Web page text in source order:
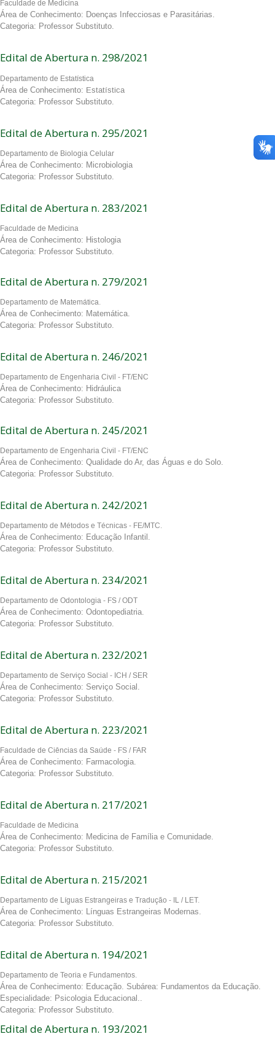
Faculdade de Medicina
Área de Conhecimento: Doenças Infecciosas e Parasitárias.
Categoria: Professor Substituto.
Edital de Abertura n. 298/2021
Departamento de Estatística
Área de Conhecimento: Estatística
Categoria: Professor Substituto.
Edital de Abertura n. 295/2021
Departamento de Biologia Celular
Área de Conhecimento: Microbiologia
Categoria: Professor Substituto.
Edital de Abertura n. 283/2021
Faculdade de Medicina
Área de Conhecimento: Histologia
Categoria: Professor Substituto.
Edital de Abertura n. 279/2021
Departamento de Matemática.
Área de Conhecimento: Matemática.
Categoria: Professor Substituto.
Edital de Abertura n. 246/2021
Departamento de Engenharia Civil - FT/ENC
Área de Conhecimento: Hidráulica
Categoria: Professor Substituto.
Edital de Abertura n. 245/2021
Departamento de Engenharia Civil - FT/ENC
Área de Conhecimento: Qualidade do Ar, das Águas e do Solo.
Categoria: Professor Substituto.
Edital de Abertura n. 242/2021
Departamento de Métodos e Técnicas - FE/MTC.
Área de Conhecimento: Educação Infantil.
Categoria: Professor Substituto.
Edital de Abertura n. 234/2021
Departamento de Odontologia - FS / ODT
Área de Conhecimento: Odontopediatria.
Categoria: Professor Substituto.
Edital de Abertura n. 232/2021
Departamento de Serviço Social - ICH / SER
Área de Conhecimento: Serviço Social.
Categoria: Professor Substituto.
Edital de Abertura n. 223/2021
Faculdade de Ciências da Saúde - FS / FAR
Área de Conhecimento: Farmacologia.
Categoria: Professor Substituto.
Edital de Abertura n. 217/2021
Faculdade de Medicina
Área de Conhecimento: Medicina de Família e Comunidade.
Categoria: Professor Substituto.
Edital de Abertura n. 215/2021
Departamento de Líguas Estrangeiras e Tradução - IL / LET.
Área de Conhecimento: Línguas Estrangeiras Modernas.
Categoria: Professor Substituto.
Edital de Abertura n. 194/2021
Departamento de Teoria e Fundamentos.
Área de Conhecimento: Educação. Subárea: Fundamentos da Educação.
Especialidade: Psicologia Educacional..
Categoria: Professor Substituto.
Edital de Abertura n. 193/2021